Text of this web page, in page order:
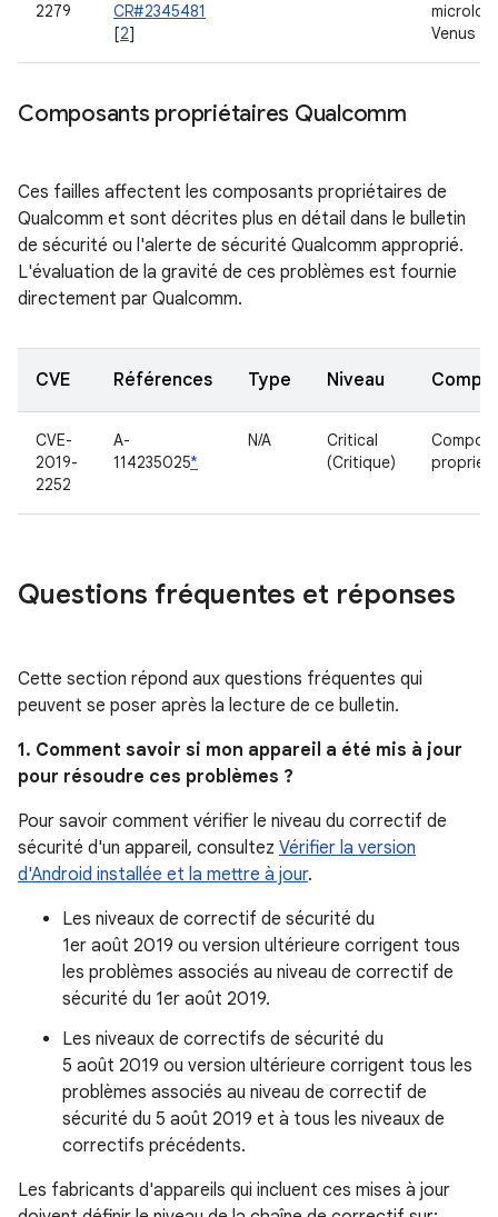
2279
CR#2345481
[2]
Venus
Composants propriétaires Qualcomm
Ces failles affectent les composants propriétaires de
Qualcomm et sont décrites plus en détail dans le bulletin
de sécurité ou l'alerte de sécurité Qualcomm approprié.
L'évaluation de la gravité de ces problèmes est fournie
directement par Qualcomm.
CVE Références Type Niveau
CVE-
2019-
2252
A-
114235025*
N/A
Critical
(Critique)
Questions fréquentes et réponses
Cette section répond aux questions fréquentes qui
peuvent se poser après la lecture de ce bulletin.
1. Comment savoir si mon appareil a été mis à jour
pour résoudre ces problèmes ?
Pour savoir comment vérifier le niveau du correctif de
sécurité d'un appareil, consultez Vérifier la version
d'Android installée et la mettre à jour.
Les niveaux de correctif de sécurité du
1er août 2019 ou version ultérieure corrigent tous
les problèmes associés au niveau de correctif de
sécurité du 1er août 2019.
Les niveaux de correctifs de sécurité du
5 août 2019 ou version ultérieure corrigent tous les
problèmes associés au niveau de correctif de
sécurité du 5 août 2019 et à tous les niveaux de
correctifs précédents.
Les fabricants d'appareils qui incluent ces mises à jour